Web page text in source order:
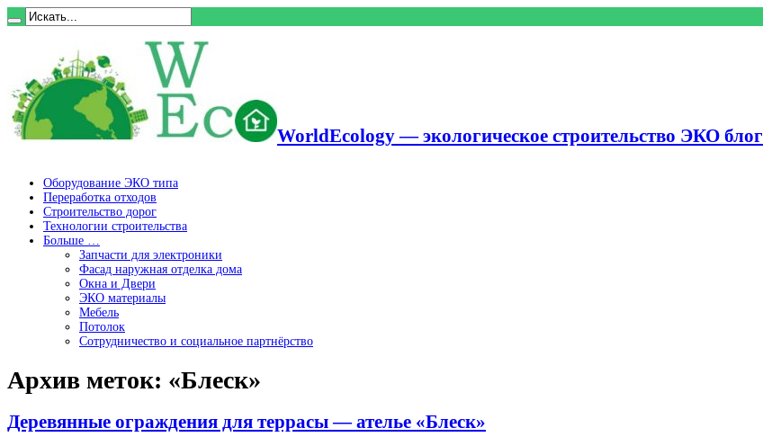
WorldEcology — экологическое строительство ЭКО блог
Оборудование ЭКО типа
Переработка отходов
Строительство дорог
Технологии строительства
Больше …
Запчасти для электроники
Фасад наружная отделка дома
Окна и Двери
ЭКО материалы
Мебель
Потолок
Сотрудничество и социальное партнёрство
Архив меток: «Блеск»
Деревянные ограждения для террасы — ателье «Блеск»